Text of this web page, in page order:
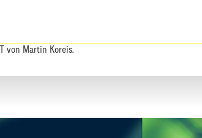
von Martin Koreis.